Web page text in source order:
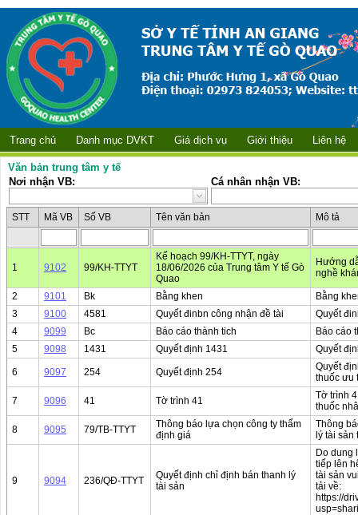
Trang chủ Danh mục DVKT Giá dịch vụ Giới thiệu Liên hệ
Văn bản trung tâm y tế
Nơi nhận VB:
Cá nhân nhận VB:
STT Mã VB Số VB Tên văn bản Mô tả
1 9102 99/KH-TTYT
Kế hoạch 99/KH-TTYT, ngày
18/06/2026 của Trung tâm Y tế Gò
Quao
Hướng
nghề
2 9101 Bk Bằng khen
Bằng
3
9100 4581 Quyết đinbn công nhận đề tài
Quyết
4
9099 Bc Báo cáo thành tich
Báo cáo
5
9098 1431 Quyết định 1431 Quyết
6 9097 254 Quyết định 254
Quyết
thuốc ưu
7 9096 41 Tờ trình 41
Tờ trình
thuốc
8 9095 79/TB-TTYT
Thông báo lựa chọn công ty thẩm
định giá
Thông
lý tài
9 9094 236/QĐ-TTYT
Quyết định chỉ định bán thanh lý
tài sản
Do dung
tiếp lên
tài sản
tải về:
https://